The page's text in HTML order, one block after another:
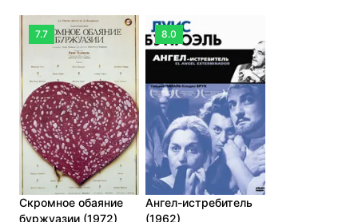
7.7
Скромное обаяние
буржуазии (1972)
8.0
Ангел-истребитель
(1962)